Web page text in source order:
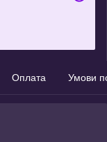
Оплата Умови